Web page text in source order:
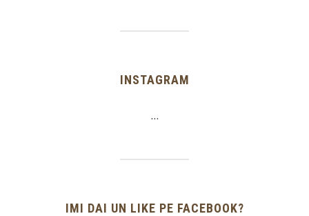
INSTAGRAM
…
IMI DAI UN LIKE PE FACEBOOK?